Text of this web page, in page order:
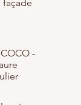
façade
-